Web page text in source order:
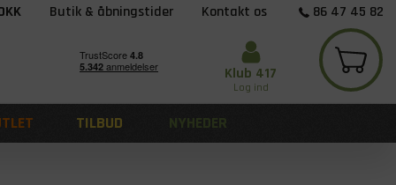
Butik & åbningstider Kontakt os
86 47 45 82
Klub 417
Log ind
TILBUD NYHEDER